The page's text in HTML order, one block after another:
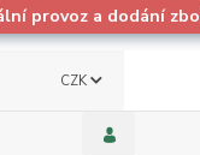
provoz a dodání
CZK